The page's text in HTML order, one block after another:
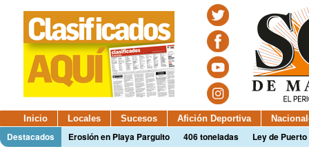
Inicio Locales Sucesos Afición Deportiva
Destacados Erosión en Playa Parguito 406 toneladas Ley de